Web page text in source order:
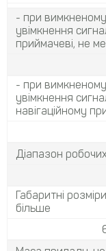
- при вимкненому
увімкнення
приймачеві, не
- при вимкненому
увімкнення
навігаційному
Діапазон
Габаритні
більше